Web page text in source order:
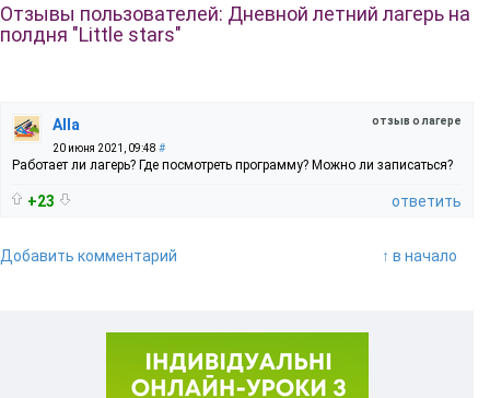
Отзывы пользователей: Дневной летний лагерь на
полдня "Little stars"
отзыв о лагере
Alla
20 июня 2021, 09:48 #
Работает ли лагерь? Где посмотреть программу? Можно ли записаться?
+23 ответить
Добавить комментарий ↑ в начало